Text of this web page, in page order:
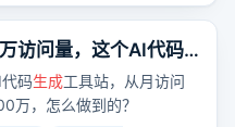
访问量，这个AI代码
码生成工具站，从月访问
万，怎么做到的？